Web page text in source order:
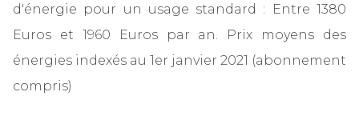
d'énergie pour un usage standard : Entre 1380
Euros et 1960 Euros par an. Prix moyens des
énergies indexés au 1er janvier 2021 (abonnement
compris)